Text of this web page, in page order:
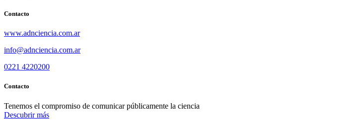
Contacto
www.adnciencia.com.ar
info@adnciencia.com.ar
0221 4220200
Contacto
Tenemos el compromiso de comunicar públicamente la ciencia
Descubrir más